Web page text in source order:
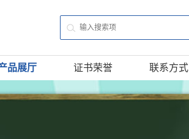
品展厅 证书荣誉 联系方式